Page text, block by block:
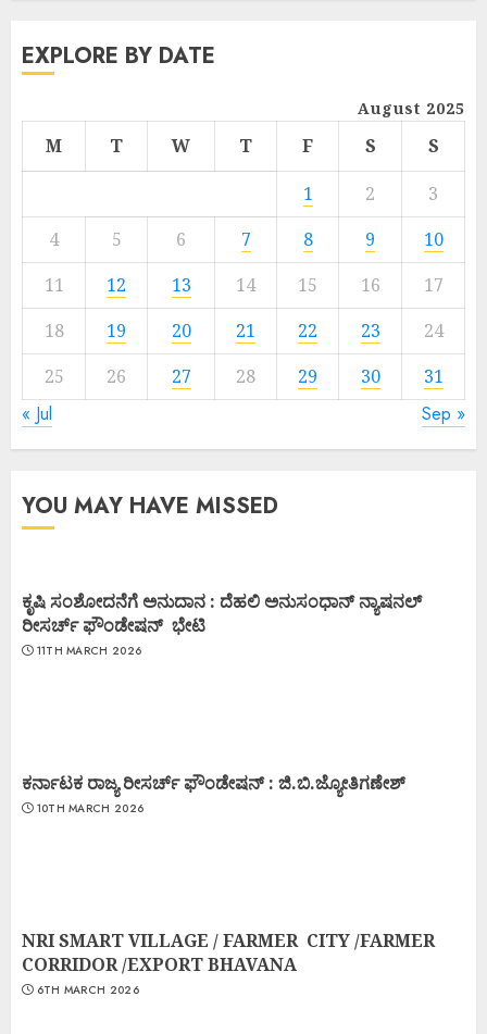
EXPLORE BY DATE
August 2025
M T W T F S
S
1
2
3
4
5 6 7 8 9
10
11
12 13 14 15 16
17
18
19 20 21 22 23
24
25
26 27 28 29 30 31
« Jul Sep »
YOU MAY HAVE MISSED
ಕೃಷಿ ಸಂಶೋದನೆಗೆ ಅನುದಾನ : ದೆಹಲಿ ಅನುಸಂಧಾನ್ ನ್ಯಾಷನಲ್
ರೀಸರ್ಚ್ ಫೌಂಡೇಷನ್ ಭೇಟಿ
11TH MARCH 2026
ಕರ್ನಾಟಕ ರಾಜ್ಯ ರೀಸರ್ಚ್ ಫೌಂಡೇಷನ್ : ಜಿ.ಬಿ.ಜ್ಯೋತಿಗಣೇಶ್
10TH MARCH 2026
NRI SMART VILLAGE / FARMER CITY /FARMER
CORRIDOR /EXPORT BHAVANA
6TH MARCH 2026